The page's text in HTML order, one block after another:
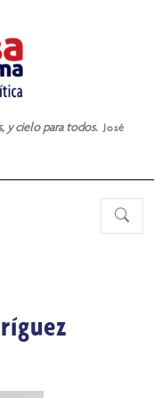
y cielo para todos. José